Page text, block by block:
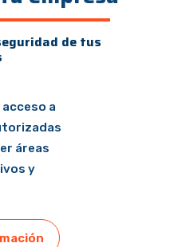
de tus
a
áreas
y